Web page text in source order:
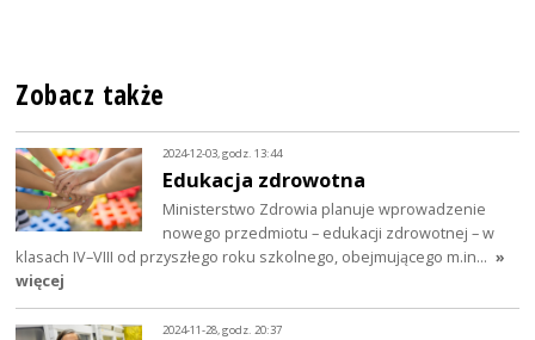
Zobacz także
2024-12-03, godz. 13:44
Edukacja zdrowotna
Ministerstwo Zdrowia planuje wprowadzenie
nowego przedmiotu – edukacji zdrowotnej – w
klasach IV–VIII od przyszłego roku szkolnego, obejmującego m.in… »
więcej
2024-11-28, godz. 20:37